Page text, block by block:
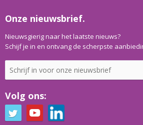
Onze nieuwsbrief.
Nieuwsgierig naar het laatste nieuws?
Schijf je in en ontvang de scherpste
Volg ons: